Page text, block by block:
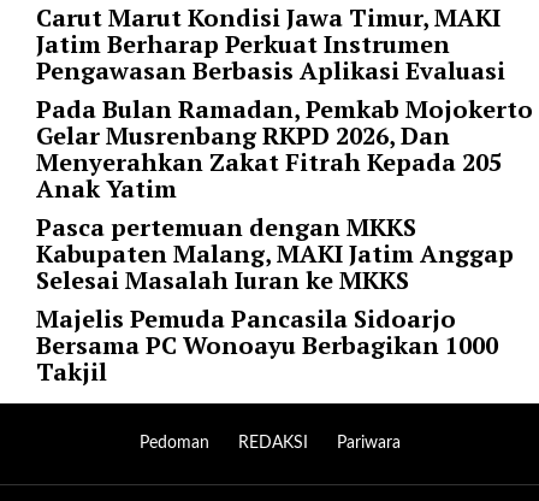
5
o
Carut Marut Kondisi Jawa Timur, MAKI
Jatim Berharap Perkuat Instrumen
Pengawasan Berbasis Aplikasi Evaluasi
Pada Bulan Ramadan, Pemkab Mojokerto
Gelar Musrenbang RKPD 2026, Dan
Menyerahkan Zakat Fitrah Kepada 205
Anak Yatim
Pasca pertemuan dengan MKKS
Kabupaten Malang, MAKI Jatim Anggap
Selesai Masalah Iuran ke MKKS
Majelis Pemuda Pancasila Sidoarjo
Bersama PC Wonoayu Berbagikan 1000
Takjil
Pedoman REDAKSI Pariwara